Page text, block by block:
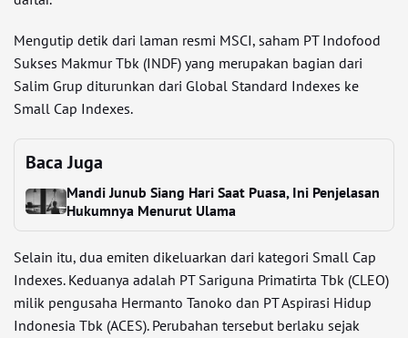
Mengutip detik dari laman resmi MSCI, saham PT Indofood
Sukses Makmur Tbk (INDF) yang merupakan bagian dari
Salim Grup diturunkan dari Global Standard Indexes ke
Small Cap Indexes.
Baca Juga
Mandi Junub Siang Hari Saat Puasa, Ini Penjelasan
Hukumnya Menurut Ulama
Selain itu, dua emiten dikeluarkan dari kategori Small Cap
Indexes. Keduanya adalah PT Sariguna Primatirta Tbk (CLEO)
milik pengusaha Hermanto Tanoko dan PT Aspirasi Hidup
Indonesia Tbk (ACES). Perubahan tersebut berlaku sejak